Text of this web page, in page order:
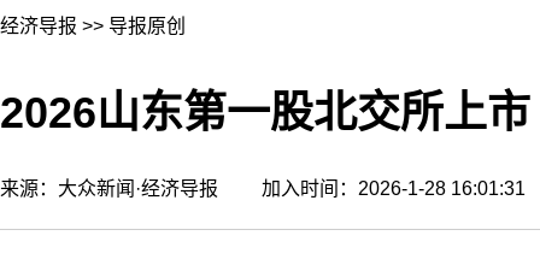
经济导报 >> 导报原创
2026山东第一股北交所上市
来源：大众新闻·经济导报 加入时间：2026-1-28